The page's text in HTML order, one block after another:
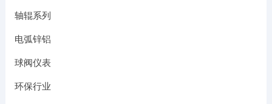
轴辊系列
电弧锌铝
球阀仪表
环保行业